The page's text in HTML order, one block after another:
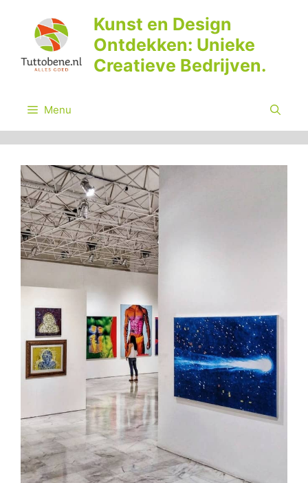
inhoud
Kunst en Design
Ontdekken: Unieke
Creatieve Bedrijven.
Menu